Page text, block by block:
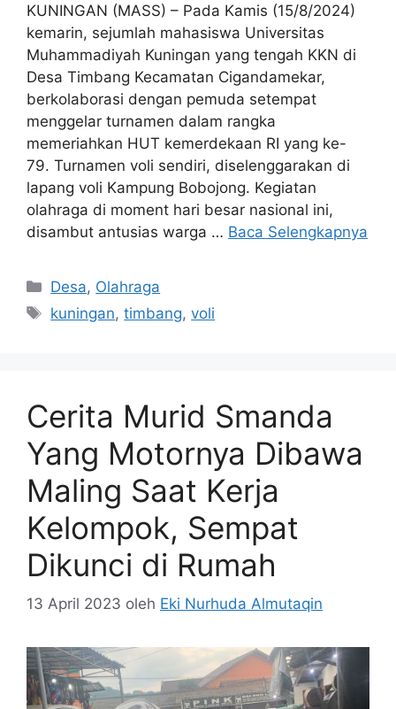
KUNINGAN (MASS) – Pada Kamis (15/8/2024)
kemarin, sejumlah mahasiswa Universitas
Muhammadiyah Kuningan yang tengah KKN di
Desa Timbang Kecamatan Cigandamekar,
berkolaborasi dengan pemuda setempat
menggelar turnamen dalam rangka
memeriahkan HUT kemerdekaan RI yang ke-
79. Turnamen voli sendiri, diselenggarakan di
lapang voli Kampung Bobojong. Kegiatan
olahraga di moment hari besar nasional ini,
disambut antusias warga … Baca Selengkapnya
Kategori
Desa, Olahraga
Tag
kuningan,timbang,voli
Cerita Murid Smanda
Yang Motornya Dibawa
Maling Saat Kerja
Kelompok, Sempat
Dikunci di Rumah
13 April 2023 oleh Eki Nurhuda Almutaqin